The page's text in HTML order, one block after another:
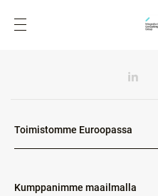
Toimistomme Euroopassa
Kumppanimme maailmalla